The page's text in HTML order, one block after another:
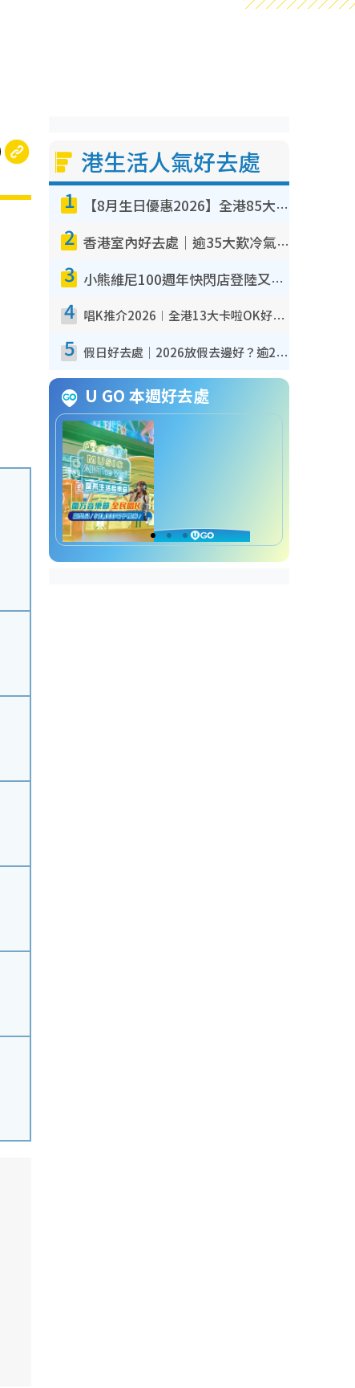
港生活人氣好去處
1 【8月生日優惠2026】全港85大食買玩著數攻略 自助餐/火鍋放題同行免費＋誠品/DONKI送現金券
2 香港室內好去處｜逾35大歎冷氣室內好去處推介 室內活動免費避雨無懼落雨
3 小熊維尼100週年快閃店登陸又一城 重現百畝森林經典場景／獨家限定盲盒登場／專屬DIY香水
4 唱K推介2026︱全港13大卡啦OK好去處！最平$36起 日文K都有！(附地址+收費詳情)
5 假日好去處｜2026放假去邊好？逾20放假好去處郊外/秘景 休閒半日或一日遊
U GO 本週好去處